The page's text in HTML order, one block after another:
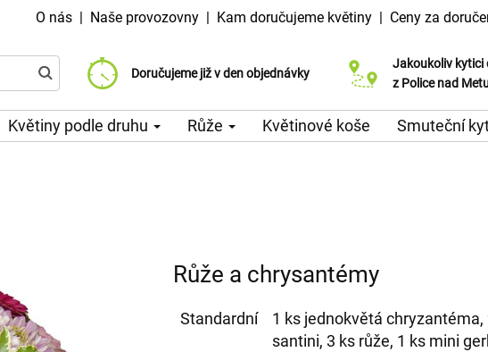
O nás | Naše provozovny | Kam doručujeme květiny | Ceny za
Doručujeme již v den objednávky
Doručujeme již od 99 Kč
Možný výběr času a dne doručení
Jakoukoliv kytici
z Police nad
Možnost
Květiny podle druhu Růže Květinové koše Smuteční
Růže a chrysantémy
Standardní
1 ks jednokvětá
santini, 3 ks růže, 1 ks mini